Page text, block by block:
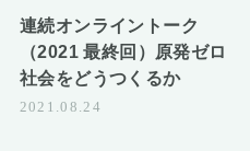
連続オンライントーク
（2021 最終回）原発ゼロ
社会をどうつくるか
2021.08.24